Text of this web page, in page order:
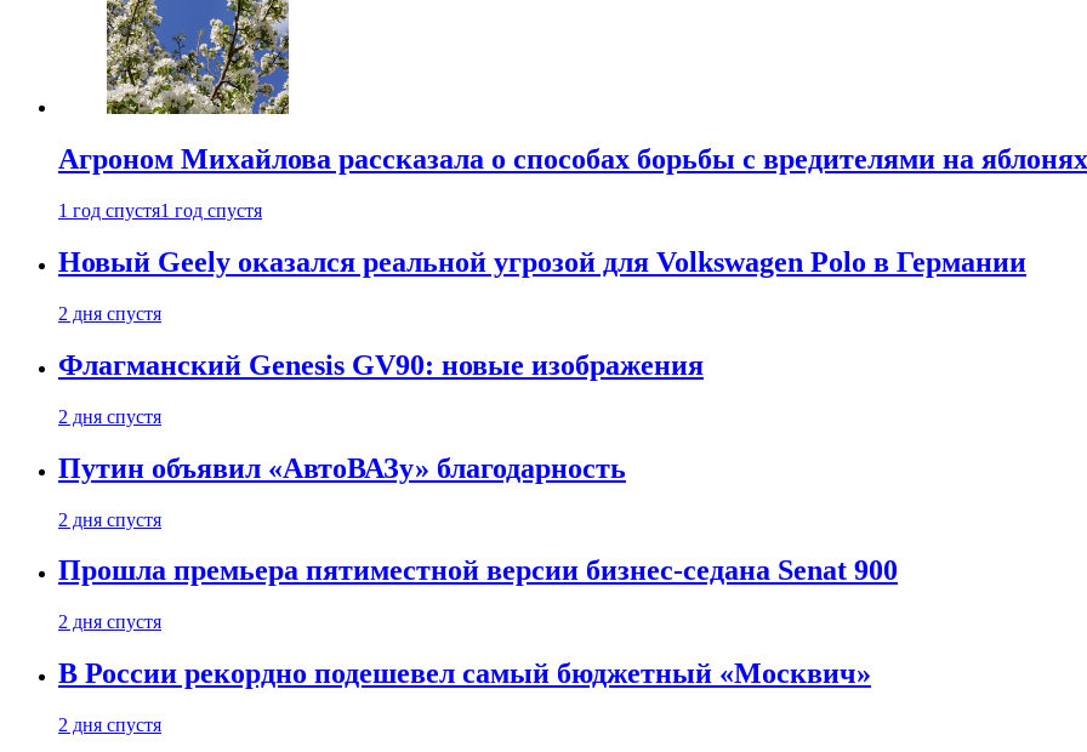
Агроном Михайлова рассказала о способах борьбы с вредителями на яблонях
1 год спустя1 год спустя
Новый Geely оказался реальной угрозой для Volkswagen Polo в Германии
2 дня спустя
Флагманский Genesis GV90: новые изображения
2 дня спустя
Путин объявил «АвтоВАЗу» благодарность
2 дня спустя
Прошла премьера пятиместной версии бизнес-седана Senat 900
2 дня спустя
В России рекордно подешевел самый бюджетный «Москвич»
2 дня спустя